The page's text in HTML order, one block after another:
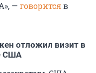
— говоритсяв
отложил визит в
США